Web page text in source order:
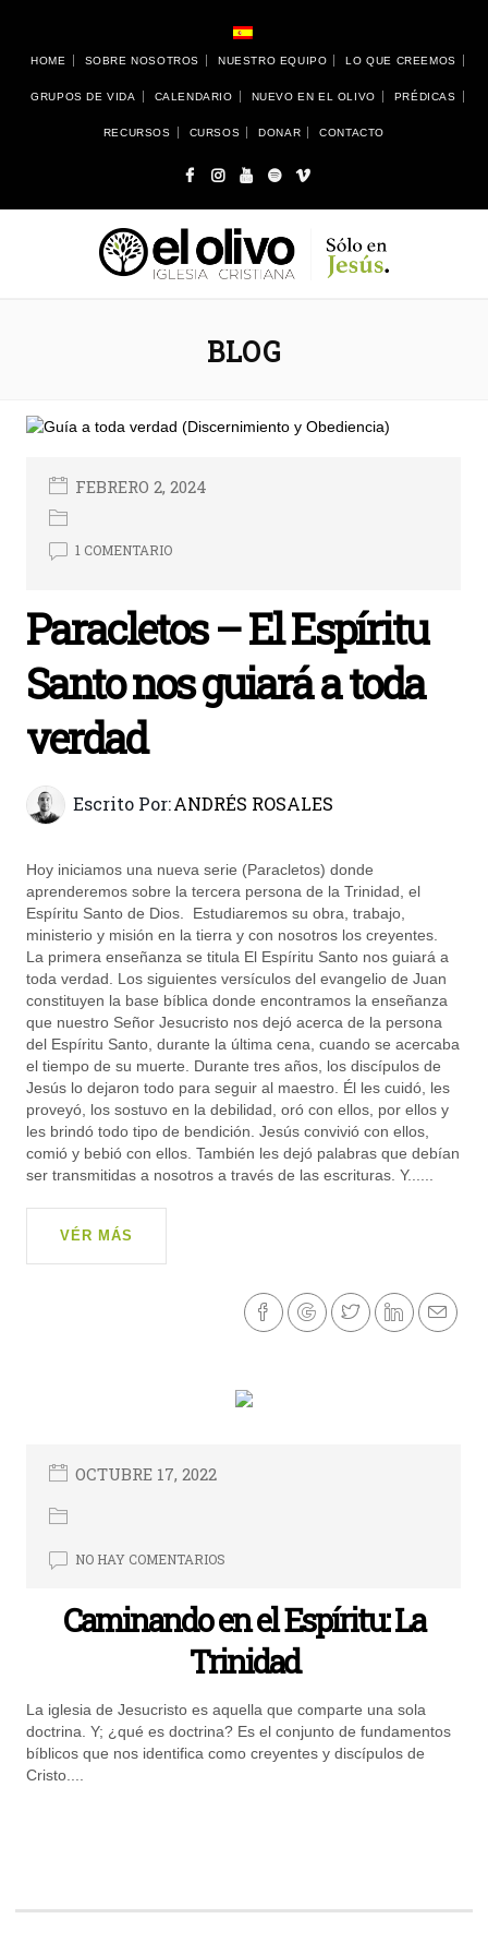
HOME SOBRE NOSOTROS NUESTRO EQUIPO LO QUE CREEMOS
GRUPOS DE VIDA CALENDARIO NUEVO EN EL OLIVO PRÉDICAS
RECURSOS CURSOS DONAR CONTACTO
BLOG
FEBRERO 2, 2024
1 COMENTARIO
Paracletos – El Espíritu
Santo nos guiará a toda
verdad
Escrito Por:ANDRÉS ROSALES
Hoy iniciamos una nueva serie (Paracletos) donde
aprenderemos sobre la tercera persona de la Trinidad, el
Espíritu Santo de Dios. Estudiaremos su obra, trabajo,
ministerio y misión en la tierra y con nosotros los creyentes.
La primera enseñanza se titula El Espíritu Santo nos guiará a
toda verdad. Los siguientes versículos del evangelio de Juan
constituyen la base bíblica donde encontramos la enseñanza
que nuestro Señor Jesucristo nos dejó acerca de la persona
del Espíritu Santo, durante la última cena, cuando se acercaba
el tiempo de su muerte. Durante tres años, los discípulos de
Jesús lo dejaron todo para seguir al maestro. Él les cuidó, les
proveyó, los sostuvo en la debilidad, oró con ellos, por ellos y
les brindó todo tipo de bendición. Jesús convivió con ellos,
comió y bebió con ellos. También les dejó palabras que debían
ser transmitidas a nosotros a través de las escrituras. Y......
VÉR MÁS
OCTUBRE 17, 2022
NO HAY COMENTARIOS
Caminando en el Espíritu: La
Trinidad
La iglesia de Jesucristo es aquella que comparte una sola
doctrina. Y; ¿qué es doctrina? Es el conjunto de fundamentos
bíblicos que nos identifica como creyentes y discípulos de
Cristo....